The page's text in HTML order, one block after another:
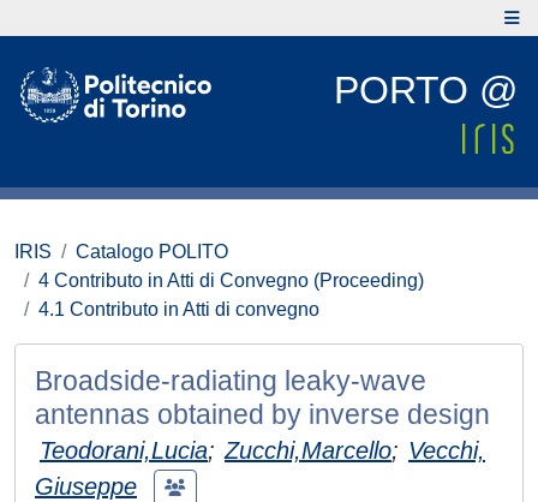
PORTO @
IRIS
Catalogo POLITO
4 Contributo in Atti di Convegno (Proceeding)
4.1 Contributo in Atti di convegno
Broadside-radiating leaky-wave
antennas obtained by inverse design
Teodorani,Lucia; Zucchi,Marcello; Vecchi,
Giuseppe